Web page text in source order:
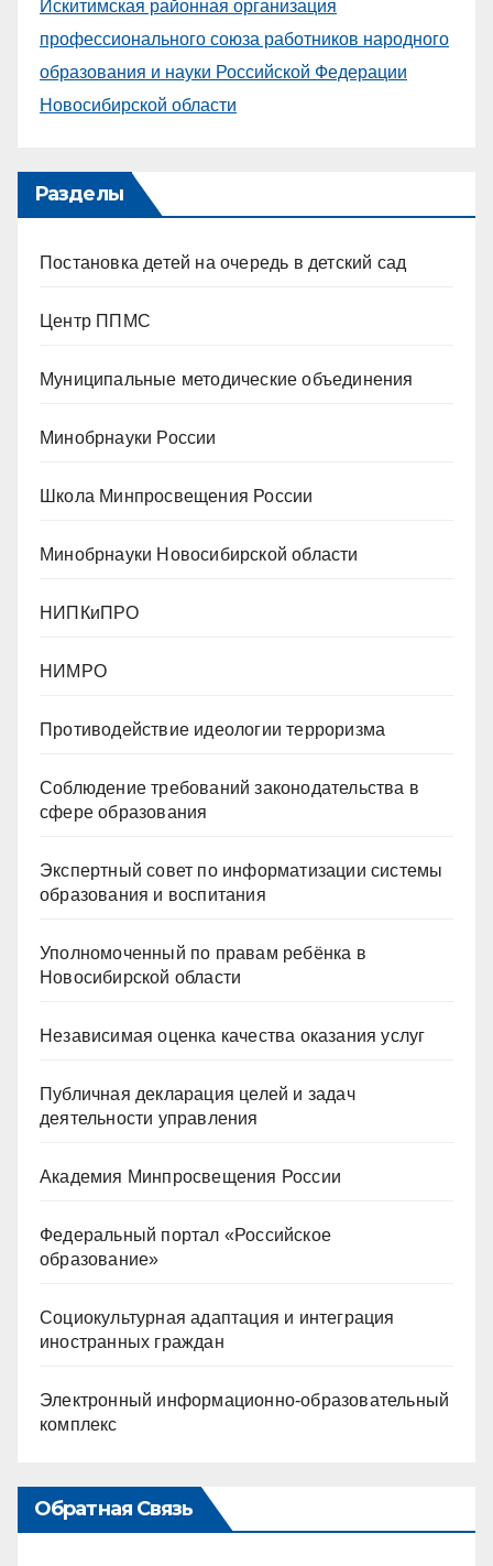
Искитимская районная организация
профессионального союза работников народного
образования и науки Российской Федерации
Новосибирской области
Разделы
Постановка детей на очередь в детский сад
Центр ППМС
Муниципальные методические объединения
Минобрнауки России
Школа Минпросвещения России
Минобрнауки Новосибирской области
НИПКиПРО
НИМРО
Противодействие идеологии терроризма
Cоблюдение требований законодательства в
сфере образования
Экспертный совет по информатизации системы
образования и воспитания
Уполномоченный по правам ребёнка в
Новосибирской области
Независимая оценка качества оказания услуг
Публичная декларация целей и задач
деятельности управления
Академия Минпросвещения России
Федеральный портал «Российское
образование»
Социокультурная адаптация и интеграция
иностранных граждан
Электронный информационно-образовательный
комплекс
Обратная Связь